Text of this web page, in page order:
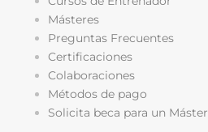
Másteres
Preguntas Frecuentes
Certificaciones
Colaboraciones
Métodos de pago
Solicita beca para un Máster